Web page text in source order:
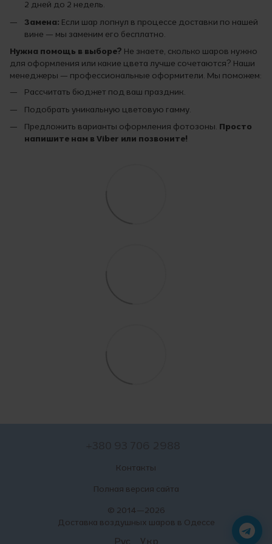
2 дней до 2 недель.
Замена: Если шар лопнул в процессе доставки по нашей
вине — мы заменим его бесплатно.
Нужна помощь в выборе? Не знаете, сколько шаров нужно
для оформления или какие цвета лучше сочетаются? Наши
менеджеры — профессиональные оформители. Мы поможем:
Рассчитать бюджет под ваш праздник.
Подобрать уникальную цветовую гамму.
Предложить варианты оформления фотозоны. Просто
напишите нам в Viber или позвоните!
Контакты
Полная версия сайта
© 2014—2026
Доставка воздушных шаров в Одессе
Рус Укр